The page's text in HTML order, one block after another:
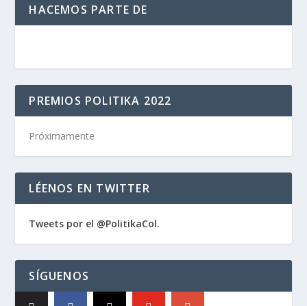
HACEMOS PARTE DE
PREMIOS POLITIKA 2022
Próximamente
LÉENOS EN TWITTER
Tweets por el @PolitikaCol.
SÍGUENOS